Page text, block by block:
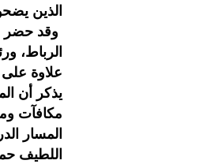
الذين
وقد حضر
الرباط،
علاوة على
يذكر أن
مكافآت
المسار
اللطيف